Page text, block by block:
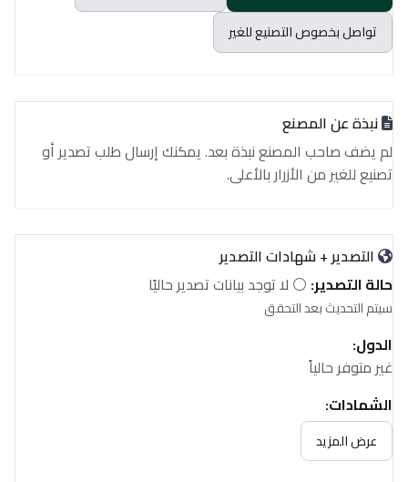
تواصل بخصوص التصنيع للغير
نبذة عن المصنع
لم يضف صاحب المصنع نبذة بعد. يمكنك إرسال طلب تصدير أو
تصنيع للغير من الأزرار بالأعلى.
التصدير + شهادات التصدير
حالة التصدير: ⚪ لا توجد بيانات تصدير حاليًا
سيتم التحديث بعد التحقق
الدول:
غير متوفر حالياً
الشهادات:
غير متوفر حالياً
عرض المزيد